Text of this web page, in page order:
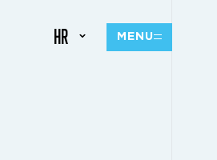
HR MENU